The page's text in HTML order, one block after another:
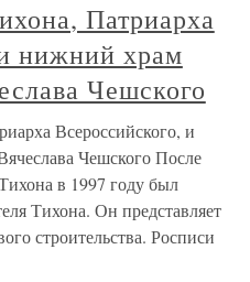
Патриарха
нижний храм
Чешского
Всероссийского, и
Чешского После
в 1997 году был
Тихона. Он представляет
строительства. Росписи